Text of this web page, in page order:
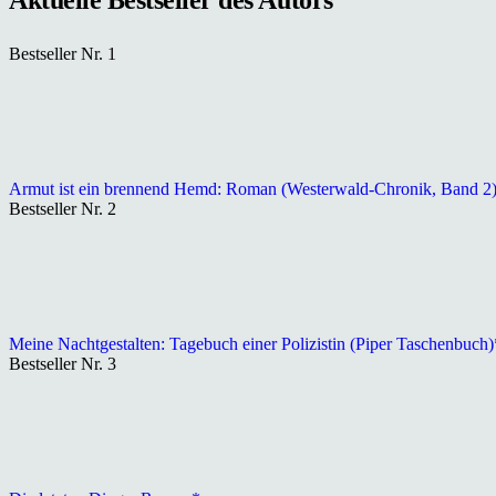
Bestseller Nr. 1
Armut ist ein brennend Hemd: Roman (Westerwald-Chronik, Band
Bestseller Nr. 2
Meine Nachtgestalten: Tagebuch einer Polizistin (Piper
Bestseller Nr. 3